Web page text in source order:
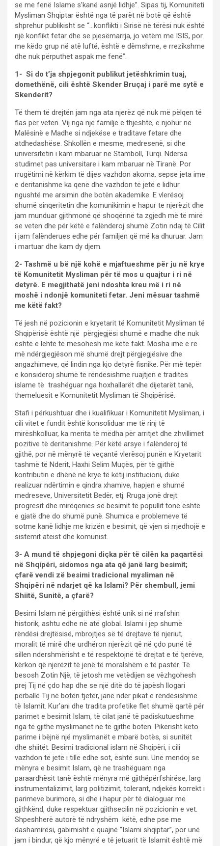
se me fenë Islame s’kanë asnjë lidhje”. Sipas tij, Komuniteti
Mysliman Shqiptar është nga të parët në botë që është
shprehur publikisht se “…konflikti i Sirisë në tërësi nuk është
një konflikt fetar dhe se pjesëmarrja, jo vetëm me ISIS, por
me këdo grup në atë luftë, është e dëmshme, e rrezikshme
dhe nuk përputhet aspak me fenë”.
1- Si do t’ja shpjegonit publikut jetëshkrimin tuaj,
domethënë, cili është Skender Bruçaj i parë me sytë e
Skenderit?
Të them të drejtën jam nga ata njerëz që nuk më pëlqen të
flas për veten. Vij nga një familje e thjeshtë, e njohur në
Malësinë e Madhe si ndjekëse e traditave fetare dhe
atdhedashëse. Shkollën e mesme, medresenë, si dhe
universitetin i kam mbaruar në Stamboll, Turqi. Ndërsa
studimet pas universitare i kam mbaruar në Tiranë. Por
rrugëtimi në kërkim të dijes vazhdon akoma, sepse jeta ime
e deritanishme ka qenë dhe vazhdon të jetë e lidhur
ngushtë me arsimin dhe botën akademike. E vlerësoj
shumë sinqeritetin dhe komunikimin e hapur te njerëzit dhe
jam munduar gjithmonë që shoqërinë ta zgjedh më të mirë
se veten dhe për këtë e falënderoj shumë Zotin ndaj të Cilit
i jam falënderues edhe për familjen që më ka dhuruar. Jam
i martuar dhe kam dy djem.
2- Tashmë u bë një kohë e mjaftueshme për ju në krye
të Komunitetit Mysliman për të mos u quajtur i ri në
detyrë. E megjithatë jeni ndoshta kreu më i ri në
moshë i ndonjë komuniteti fetar. Jeni mësuar tashmë
me këtë fakt?
Të jesh në pozicionin e kryetarit të Komunitetit Mysliman të
Shqipërisë është një përgjegjësi shumë e madhe dhe nuk
është e lehtë të mësohesh me këtë fakt. Mosha ime e re
më ndërgjegjëson më shumë drejt përgjegjësive dhe
angazhimeve, që lindin nga kjo detyrë fisnike. Për më tepër
e konsideroj shumë të rëndësishme ruajtjen e traditës
islame të trashëguar nga hoxhallarët dhe dijetarët tanë,
themeluesit e Komunitetit Mysliman të Shqipërisë.
Stafi i përkushtuar dhe i kualifikuar i Komunitetit Mysliman, i
cili vitet e fundit është konsoliduar me të rinj të
mirëshkolluar, ka merita të mëdha për arritjet dhe zhvillimet
pozitive të deritanishme. Për këtë arsye i falënderoj të
gjithë, por në mënyrë të veçantë vlerësoj punën e Kryetarit
tashmë të Nderit, Haxhi Selim Muçës, për të gjithë
kontributin e dhënë në krye të këtij institucioni, duke
realizuar ndërtimin e qindra xhamive, hapjen e shumë
medreseve, Universitetit Bedër, etj. Rruga jonë drejt
progresit dhe mirëqenies së besimit të popullit tonë është
e gjatë dhe do shumë punë. Shumica e problemeve të
sotme kanë lidhje me krizën e besimit, që vjen si rrjedhojë e
sistemit ateist dhe komunist.
3- A mund të shpjegoni diçka për të cilën ka paqartësi
në Shqipëri, sidomos nga ata që janë larg besimit;
çfarë vendi zë besimi tradicional mysliman në
Shqipëri në ndarjet që ka Islami? Për shembull, jemi
Shiitë, Sunitë, a çfarë?
Besimi Islam në përgjithësi është unik si në rrafshin
historik, ashtu edhe në atë global. Islami i jep shumë
rëndësi drejtësisë, mbrojtjes së të drejtave të njeriut,
moralit të mirë dhe urdhëron njerëzit që në çdo punë të
sillen ndershmërisht e të respektojnë të drejtat e të tjerëve,
kërkon që njerëzit të jenë të moralshëm e të pastër. Të
besosh Zotin Një, të jetosh me vetëdijen se vëzhgohesh
prej Tij në çdo hap dhe se një ditë do të japësh llogari
përballë Tij në botën tjetër, janë ndër pikat e rëndësishme
të Islamit. Kur’ani dhe tradita profetike flet shumë qartë për
parimet e besimit Islam, të cilat janë të padiskutueshme
nga të gjithë myslimanët në të gjithë botën. Pikërisht këto
parime i bëjnë një myslimanët e mbarë botës, si sunitët
dhe shiitët. Besimi tradicional islam në Shqipëri, i cili
vazhdon të jetë i tillë edhe sot, është suni. Unë mendoj se
mënyra e besimit Islam, që ne trashëguam nga
paraardhësit tanë është mënyra më gjithëpërfshirëse, larg
instrumentalizimit, larg politizimit, tolerant, ndjekës korrekt i
parimeve burimore, si dhe i hapur për të dialoguar me
gjithkënd, duke respektuar gjithsecilin në pozicionin e vet.
Shpeshherë autorë të ndryshëm këtë, edhe pse me
dashamirësi, gabimisht e quajnë “Islami shqiptar”, por unë
jam i bindur, që kjo mënyrë e të jetuarit të Islamit është më